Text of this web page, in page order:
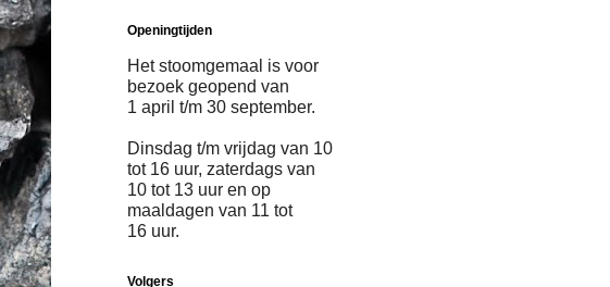
Openingtijden
Het stoomgemaal is voor
bezoek geopend van
1 april t/m 30 september.
Dinsdag t/m vrijdag van 10
tot 16 uur, zaterdags van
10 tot 13 uur en op
maaldagen van 11 tot
16 uur.
Volgers